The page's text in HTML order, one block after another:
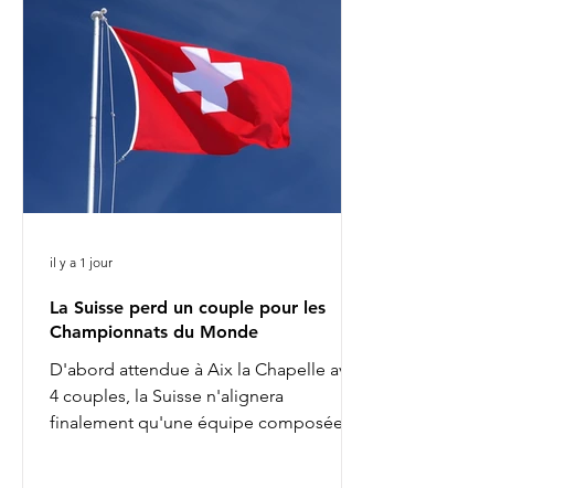
La Suisse perd un couple pour les
Championnats du Monde
D'abord attendue à Aix la Chapelle avec
4 couples, la Suisse n'alignera
finalement qu'une équipe composée
il y a 1 jour